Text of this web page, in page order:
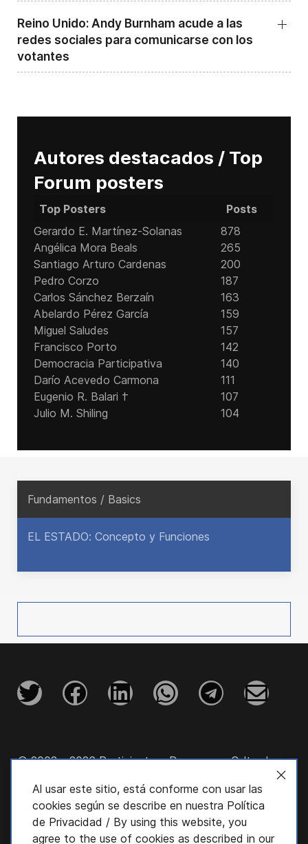
Reino Unido: Andy ‌Burnham acude a las
redes sociales para comunicarse con los
votantes
Autores destacados / Top
Forum posters
Top Posters
Posts
Gerardo E. Martínez-Solanas
878
Angélica Mora Beals
265
Santiago Arturo Cardenas
200
Pedro Corzo
187
Carlos Sánchez Berzaín
163
Abelardo Pérez García
159
Miguel Saludes
157
Francisco Porto
142
Democracia Participativa
140
Darío Acevedo Carmona
111
Eugenio R. Balari †
107
Julio M. Shiling
104
Fundamentos / Basics
EL ESTADO: Concepto y Funciones
Al usar este sitio, está conforme con usar las
cookies según se describe en nuestra Política
de Privacidad / By using this website, you
agree to the use of cookies as described in our
© 2003 - 2026 Participatory Democracy Cultural